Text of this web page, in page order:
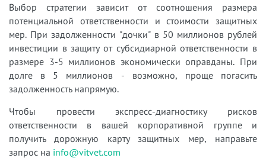
Выбор стратегии зависит от соотношения размера
потенциальной ответственности и стоимости защитных
мер. При задолженности "дочки" в 50 миллионов рублей
инвестиции в защиту от субсидиарной ответственности в
размере 3-5 миллионов экономически оправданы. При
долге в 5 миллионов - возможно, проще погасить
задолженность напрямую.
Чтобы провести экспресс-диагностику рисков
ответственности в вашей корпоративной группе и
получить дорожную карту защитных мер, направьте
запрос на info@vitvet.com